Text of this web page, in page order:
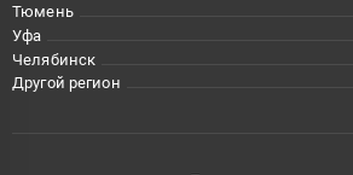
Тюмень
Уфа
Челябинск
Другой регион